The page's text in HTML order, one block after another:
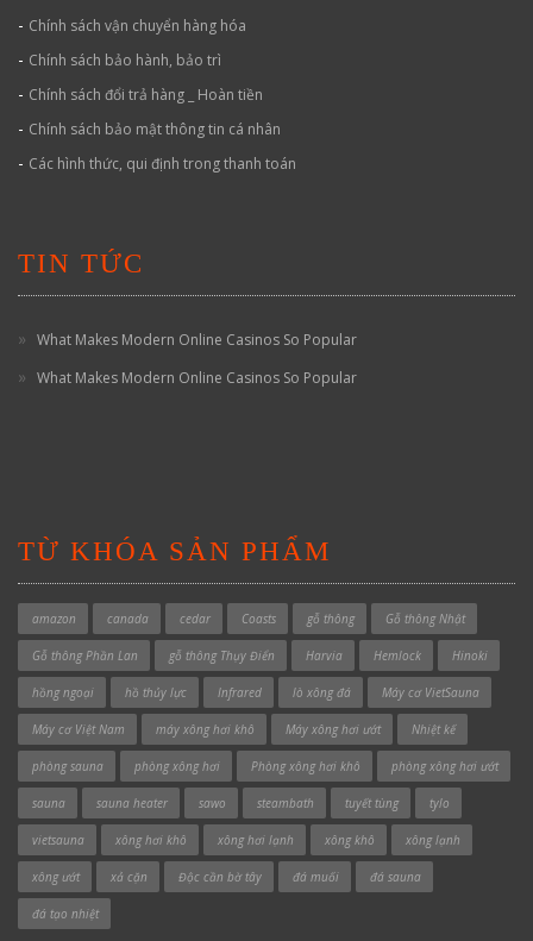
- Chính sách vận chuyển hàng hóa
- Chính sách bảo hành, bảo trì
- Chính sách đổi trả hàng _ Hoàn tiền
- Chính sách bảo mật thông tin cá nhân
- Các hình thức, qui định trong thanh toán
TIN TỨC
What Makes Modern Online Casinos So Popular
What Makes Modern Online Casinos So Popular
TỪ KHÓA SẢN PHẨM
amazon canada cedar Coasts gỗ thông Gỗ thông Nhật
Gỗ thông Phần Lan gỗ thông Thụy Điển Harvia Hemlock Hinoki
hồng ngoại hồ thủy lực Infrared lò xông đá Máy cơ VietSauna
Máy cơ Việt Nam máy xông hơi khô Máy xông hơi ướt Nhiệt kế
phòng sauna phòng xông hơi Phòng xông hơi khô phòng xông hơi ướt
sauna sauna heater sawo steambath tuyết tùng tylo
vietsauna xông hơi khô xông hơi lạnh xông khô xông lạnh
xông ướt xả cặn Độc cần bờ tây đá muối đá sauna
đá tạo nhiệt